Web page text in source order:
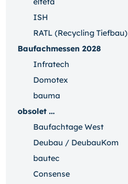
ISH
RATL (Recycling Tiefbau)
Baufachmessen 2028
Infratech
Domotex
bauma
obsolet ...
Baufachtage West
Deubau / DeubauKom
bautec
Consense